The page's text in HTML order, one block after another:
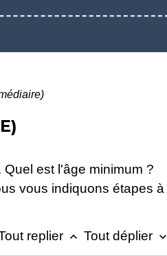
Quel est l'âge minimum ?
vous indiquons étapes à
replier keyboard_arrow_up Tout déplier keyboard_arrow_down